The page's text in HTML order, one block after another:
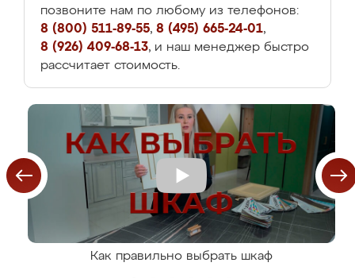
позвоните нам по любому из телефонов:
8 (800) 511-89-55, 8 (495) 665-24-01,
8 (926) 409-68-13, и наш менеджер быстро
рассчитает стоимость.
Как правильно выбрать шкаф